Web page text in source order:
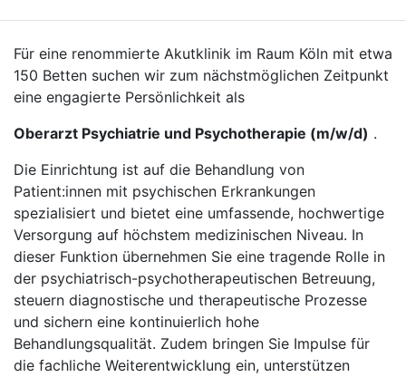
Für eine renommierte Akutklinik im Raum Köln mit etwa
150 Betten suchen wir zum nächstmöglichen Zeitpunkt
eine engagierte Persönlichkeit als
Oberarzt Psychiatrie und Psychotherapie (m/w/d) .
Die Einrichtung ist auf die Behandlung von
Patient:innen mit psychischen Erkrankungen
spezialisiert und bietet eine umfassende, hochwertige
Versorgung auf höchstem medizinischen Niveau. In
dieser Funktion übernehmen Sie eine tragende Rolle in
der psychiatrisch-psychotherapeutischen Betreuung,
steuern diagnostische und therapeutische Prozesse
und sichern eine kontinuierlich hohe
Behandlungsqualität. Zudem bringen Sie Impulse für
die fachliche Weiterentwicklung ein, unterstützen